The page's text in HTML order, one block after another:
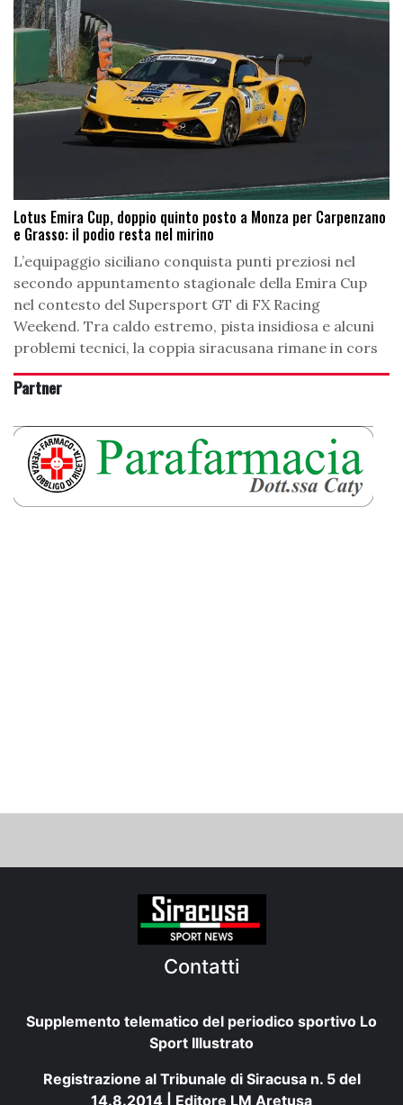
Lotus Emira Cup, doppio quinto posto a Monza per Carpenzano
e Grasso: il podio resta nel mirino
L’equipaggio siciliano conquista punti preziosi nel
secondo appuntamento stagionale della Emira Cup
nel contesto del Supersport GT di FX Racing
Weekend. Tra caldo estremo, pista insidiosa e alcuni
problemi tecnici, la coppia siracusana rimane in cors
Partner
Contatti
Supplemento telematico del periodico sportivo Lo
Sport Illustrato
Registrazione al Tribunale di Siracusa n. 5 del
14.8.2014 | Editore LM Aretusa